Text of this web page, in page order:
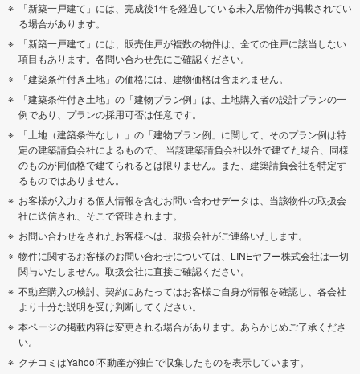
「新築一戸建て」には、完成後1年を経過している未入居物件が掲載されてい
る場合があります。
「新築一戸建て」には、販売住戸が複数の物件は、全ての住戸に該当しない
項目もあります。各問い合わせ先にご確認ください。
「建築条件付き土地」の価格には、建物価格は含まれません。
「建築条件付き土地」の「建物プラン例」は、土地購入者の設計プランの一
例であり、プランの採用可否は任意です。
「土地（建築条件なし）」の「建物プラン例」に関して、そのプラン例は特
定の建築請負会社によるもので、 当該建築請負会社以外で建てた場合、同様
のものが同価格で建てられるとは限りません。また、建築請負会社を特定す
るものではありません。
お客様が入力する個人情報を含むお問い合わせデータは、当該物件の取扱会
社に送信され、そこで管理されます。
お問い合わせをされたお客様へは、取扱会社がご連絡いたします。
物件に関するお客様のお問い合わせについては、LINEヤフー株式会社は一切
関与いたしません。取扱会社に直接ご確認ください。
不動産購入の検討、契約にあたってはお客様ご自身が情報を確認し、各会社
より十分な説明を受け判断してください。
本ページの掲載内容は変更される場合があります。あらかじめご了承くださ
い。
クチコミはYahoo!不動産が独自で収集したものを表示しています。